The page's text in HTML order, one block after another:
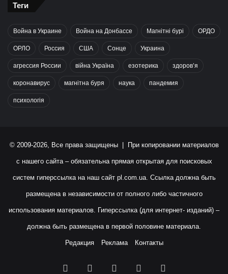
Теги
Война в Украине Война на Донбассе Магнітні бурі ОРДО
ОРЛО Россия США Сонце Украина
агрессия России війна Україна езотерика здоров’я
коронавирус магнітна буря наука пандемия
психологія
© 2009-2026, Все права защищены | При копировании материалов
с нашего сайта – обязательна прямая открытая для поисковых
систем гиперссылка на наш сайт pl.com.ua. Ссылка должна быть
размещена в независимости от полного либо частичного
использования материалов. Гиперссылка (для интернет- изданий) –
должна быть размещена в первой половине материала.
Редакция Реклама Контакты
Facebook YouTubeInstagram